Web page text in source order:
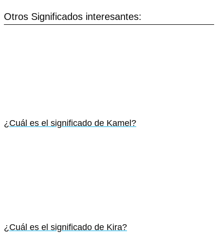
Otros Significados interesantes:
¿Cuál es el significado de Kamel?
¿Cuál es el significado de Kira?